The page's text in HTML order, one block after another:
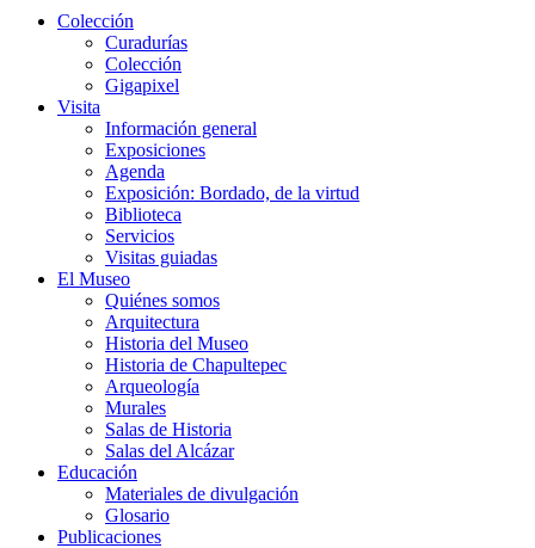
Colección
Curadurías
Colección
Gigapixel
Visita
Información general
Exposiciones
Agenda
Exposición: Bordado, de la virtud
Biblioteca
Servicios
Visitas guiadas
El Museo
Quiénes somos
Arquitectura
Historia del Museo
Historia de Chapultepec
Arqueología
Murales
Salas de Historia
Salas del Alcázar
Educación
Materiales de divulgación
Glosario
Publicaciones